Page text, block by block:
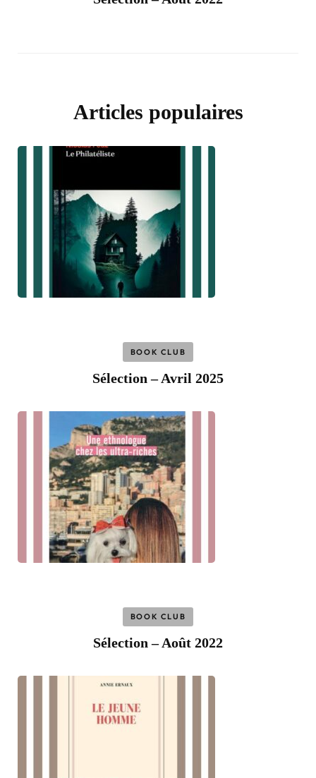
Articles populaires
BOOK CLUB
Sélection – Avril 2025
BOOK CLUB
Sélection – Août 2022